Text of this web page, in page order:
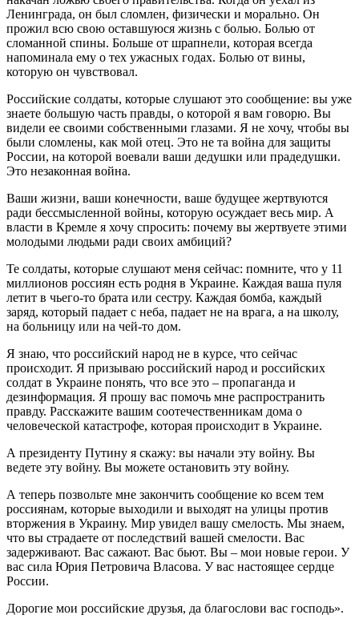
Ленинграда, он был сломлен, физически и морально. Он
прожил всю свою оставшуюся жизнь с болью. Болью от
сломанной спины. Больше от шрапнели, которая всегда
напоминала ему о тех ужасных годах. Болью от вины,
которую он чувствовал.
Российские солдаты, которые слушают это сообщение: вы уже
знаете большую часть правды, о которой я вам говорю. Вы
видели ее своими собственными глазами. Я не хочу, чтобы вы
были сломлены, как мой отец. Это не та война для защиты
России, на которой воевали ваши дедушки или прадедушки.
Это незаконная война.
Ваши жизни, ваши конечности, ваше будущее жертвуются
ради бессмысленной войны, которую осуждает весь мир. А
власти в Кремле я хочу спросить: почему вы жертвуете этими
молодыми людьми ради своих амбиций?
Те солдаты, которые слушают меня сейчас: помните, что у 11
миллионов россиян есть родня в Украине. Каждая ваша пуля
летит в чьего-то брата или сестру. Каждая бомба, каждый
заряд, который падает с неба, падает не на врага, а на школу,
на больницу или на чей-то дом.
Я знаю, что российский народ не в курсе, что сейчас
происходит. Я призываю российский народ и российских
солдат в Украине понять, что все это – пропаганда и
дезинформация. Я прошу вас помочь мне распространить
правду. Расскажите вашим соотечественникам дома о
человеческой катастрофе, которая происходит в Украине.
А президенту Путину я скажу: вы начали эту войну. Вы
ведете эту войну. Вы можете остановить эту войну.
А теперь позвольте мне закончить сообщение ко всем тем
россиянам, которые выходили и выходят на улицы против
вторжения в Украину. Мир увидел вашу смелость. Мы знаем,
что вы страдаете от последствий вашей смелости. Вас
задерживают. Вас сажают. Вас бьют. Вы – мои новые герои. У
вас сила Юрия Петровича Власова. У вас настоящее сердце
России.
Дорогие мои российские друзья, да благослови вас господь».